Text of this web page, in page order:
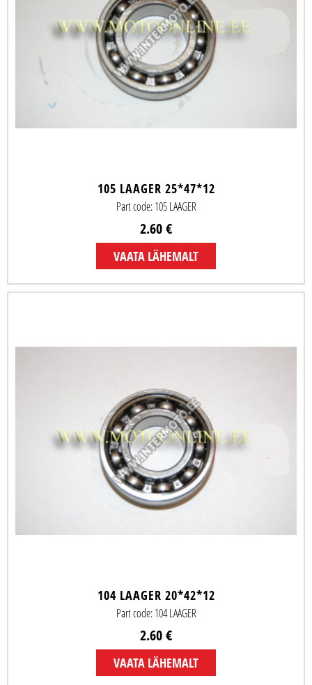
105 LAAGER 25*47*12
Part code: 105 LAAGER
2.60 €
VAATA LÄHEMALT
104 LAAGER 20*42*12
Part code: 104 LAAGER
2.60 €
VAATA LÄHEMALT